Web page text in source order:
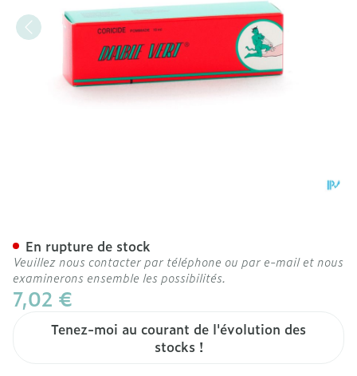
7,02 €
Tenez-moi au courant de l'évolution des
stocks !
En rupture de stock
Veuillez nous contacter par téléphone ou par e-mail et nous
examinerons ensemble les possibilités.